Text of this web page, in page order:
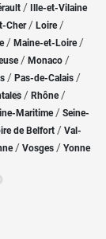
/ Ille-et-Vilaine
Cher/ Loire/
/ Maine-et-Loire/
/ Monaco /
/ Pas-de-Calais /
/ Rhône/
Maritime/ Seine-
de Belfort / Val-
/ Vosges / Yonne